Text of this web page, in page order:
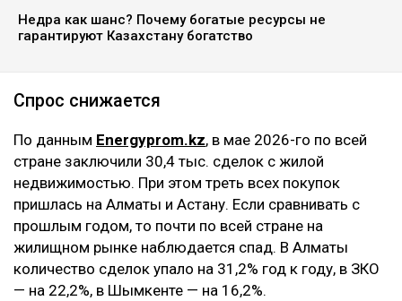
Недра как шанс? Почему богатые ресурсы не
гарантируют Казахстану богатство
Спрос снижается
По данным Energyprom.kz, в мае 2026-го по всей
стране заключили 30,4 тыс. сделок с жилой
недвижимостью. При этом треть всех покупок
пришлась на Алматы и Астану. Если сравнивать с
прошлым годом, то почти по всей стране на
жилищном рынке наблюдается спад. В Алматы
количество сделок упало на 31,2% год к году, в ЗКО
— на 22,2%, в Шымкенте — на 16,2%.